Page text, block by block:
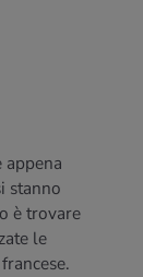
stanno
è trovare
le